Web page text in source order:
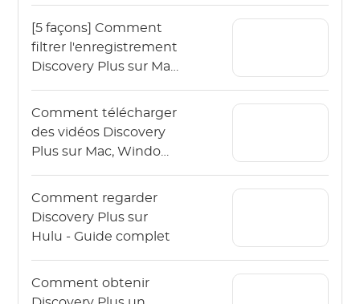
[5 façons] Comment
filtrer l'enregistrement
Discovery Plus sur Mac
Comment télécharger
des vidéos Discovery
Plus sur Mac, Windows
une visualisation hors
ligne?
Comment regarder
Discovery Plus sur
Hulu - Guide complet
Comment obtenir